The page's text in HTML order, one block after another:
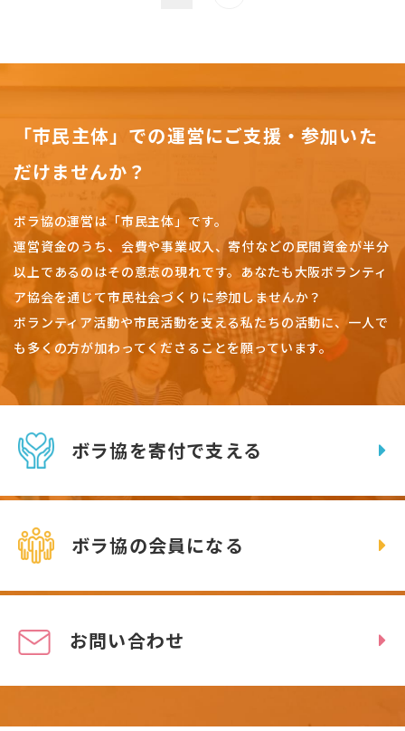
「市民主体」での運営にご支援・参加いた
だけませんか？
ボラ協の運営は「市民主体」です。
運営資金のうち、会費や事業収入、寄付などの民間資金が半分
以上であるのはその意志の現れです。 あなたも大阪ボランティ
ア協会を通じて市民社会づくりに参加しませんか？
ボランティア活動や市民活動を支える私たちの活動に、一人で
も多くの方が加わってくださることを願っています。
ボラ協を寄付で支える
ボラ協の会員になる
お問い合わせ